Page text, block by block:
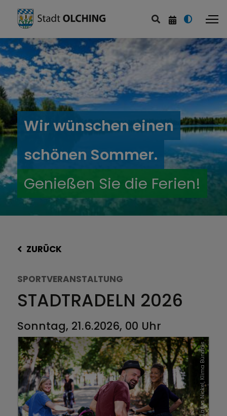
Wir wünschen einen
schönen Sommer.
Genießen Sie die Ferien!
ZURÜCK
SPORTVERANSTALTUNG
STADTRADELN 2026
Sonntag, 21.6.2026, 00 Uhr
Laura Nickel, Klima Bündnis